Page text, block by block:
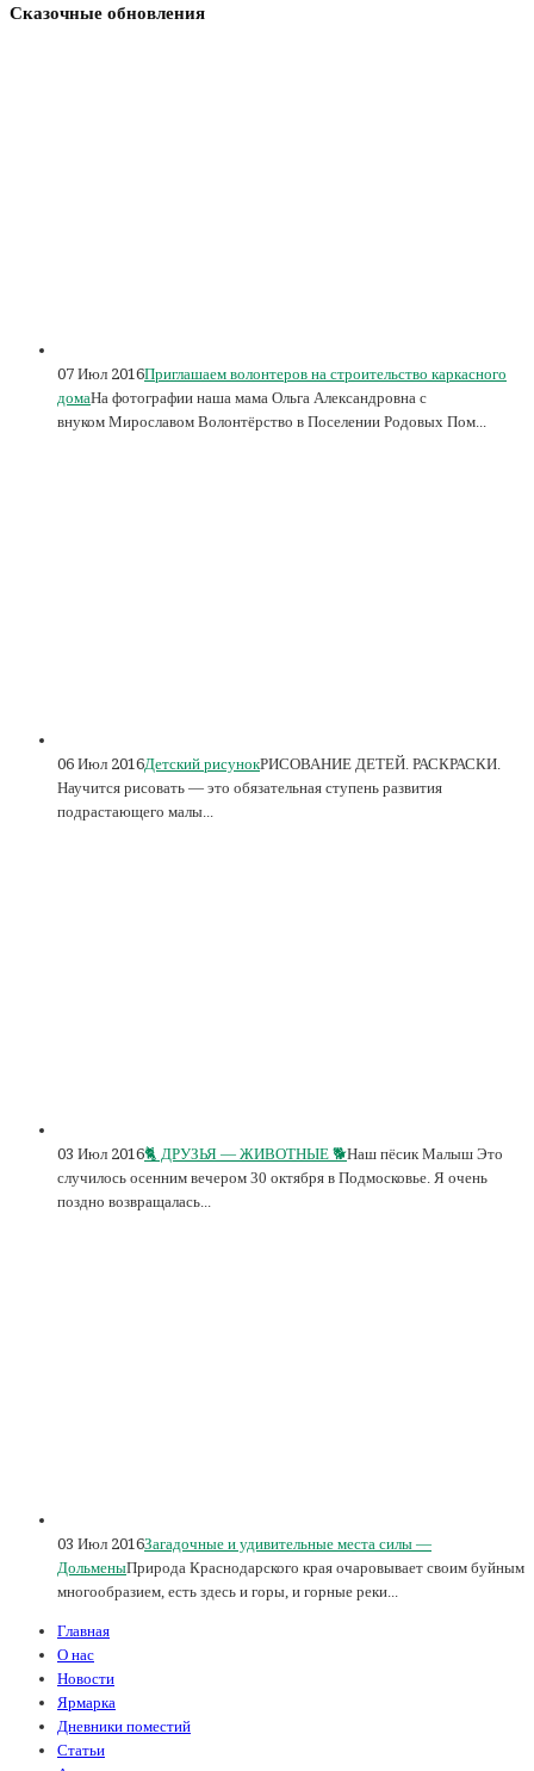
Сказочные обновления
07 Июл 2016Приглашаем волонтеров на строительство каркасного
домаНа фотографии наша мама Ольга Александровна с
внуком Мирославом Волонтёрство в Поселении Родовых Пом...
06 Июл 2016Детский рисунокРИСОВАНИЕ ДЕТЕЙ. РАСКРАСКИ.
Научится рисовать — это обязательная ступень развития
подрастающего малы...
03 Июл 2016🐈 ДРУЗЬЯ — ЖИВОТНЫЕ 🐕Наш пёсик Малыш Это
случилось осенним вечером 30 октября в Подмосковье. Я очень
поздно возвращалась...
03 Июл 2016Загадочные и удивительные места силы —
ДольменыПрирода Краснодарского края очаровывает своим буйным
многообразием, есть здесь и горы, и горные реки...
Главная
О нас
Новости
Ярмарка
Дневники поместий
Статьи